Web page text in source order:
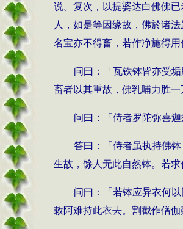
说。复次，以提婆达白佛佛
人，如是等因缘故，佛於诸
名宝亦不得畜，若作净施得
问曰：「瓦铁钵皆亦受
畜者以其重故，佛乳哺力胜
问曰：「侍者罗陀弥喜
答曰：「侍者虽执持佛
生故，馀人无此自然钵。若
问曰：「若钵应异衣何
敕阿难持此衣去。割截作僧伽